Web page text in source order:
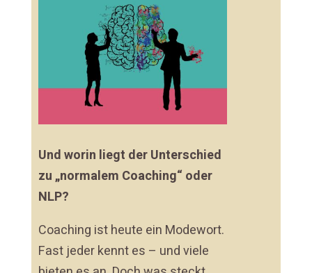
Und worin liegt der Unterschied
zu „normalem Coaching“ oder
NLP?
Coaching ist heute ein Modewort.
Fast jeder kennt es – und viele